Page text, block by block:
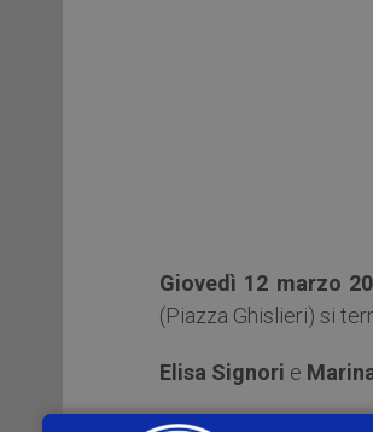
Giovedì 12 marzo
(Piazza Ghislieri) si
Elisa Signori e